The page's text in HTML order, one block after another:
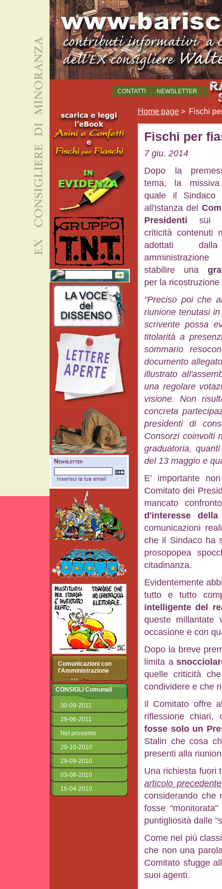
CONTATTI NEWSLETTER
Newsletter
Comunicazioni con
l'Amministrazione
CONSIGLI Comunali
30-09-2011
29-06-2011
Nel prossimo
20-10-2010
29-09-2010
03-08-2010
16-04-2010
Home page > Fischi
Fischi per
7 giu. 2014
Dopo la
tema, la
quale il Sindaco
all'istanza del
Presidenti sui
criticità contenuti
adottati
stabilire una
per la
"Preciso poi che
riunione tenutasi
scrivente possa
titolarità a
sommario
documento
illustrato
una regolare
visione. Non
concreta
presidenti di
Consorzi coinvolti
graduatoria,
del 13 maggio e
E' importante
Comitato dei
mancato
d'interesse della
comunicazioni
che il Sindaco ha
prosopopea
citadinanza.
Evidentemente
tutto e tutto
intelligente del
queste millantate
occasione e con
Dopo la breve
limita a
quelle criticità
condividere e che
Il Comitato offre
riflessione chiari,
fosse solo un
Stalin che cosa
presenti alla
Una richiesta fuori
articolo precedente
considerando che
fosse
puntigliosità dalle
Come nel più
che non una
Comitato sfugge
suoi agenti.